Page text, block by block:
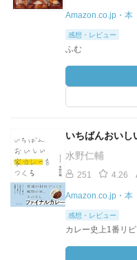
Amazon.co.jp・本
感想・レビュー
ふむ
いちばんおいし
水野仁輔
251 4.26
Amazon.co.jp・本
感想・レビュー
カレー史上1番リ